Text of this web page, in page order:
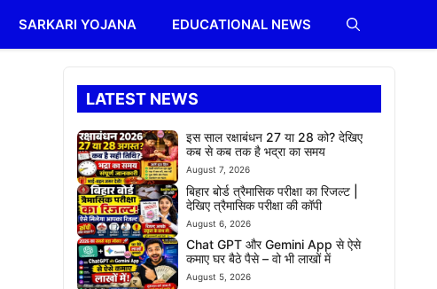
SARKARI YOJANA EDUCATIONAL NEWS
LATEST NEWS
इस साल रक्षाबंधन 27 या 28 को? देखिए
कब से कब तक है भद्रा का समय
August 7, 2026
बिहार बोर्ड त्रैमासिक परीक्षा का रिजल्ट |
देखिए त्रैमासिक परीक्षा की कॉपी
August 6, 2026
Chat GPT और Gemini App से ऐसे
कमाए घर बैठे पैसे – वो भी लाखों में
August 5, 2026